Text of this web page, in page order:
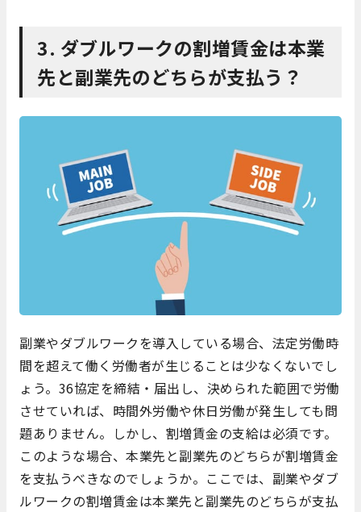
3. ダブルワークの割増賃金は本業
先と副業先のどちらが支払う？
副業やダブルワークを導入している場合、法定労働時
間を超えて働く労働者が生じることは少なくないでし
ょう。36協定を締結・届出し、決められた範囲で労働
させていれば、時間外労働や休日労働が発生しても問
題ありません。しかし、割増賃金の支給は必須です。
このような場合、本業先と副業先のどちらが割増賃金
を支払うべきなのでしょうか。ここでは、副業やダブ
ルワークの割増賃金は本業先と副業先のどちらが支払